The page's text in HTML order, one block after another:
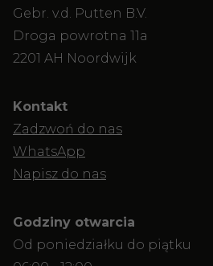
Gebr. v.d. Putten B.V.
Droga powrotna 11a
2201 AH Noordwijk
Kontakt
Zadzwoń do nas
WhatsApp
Napisz do nas
Godziny otwarcia
Od poniedziałku do piątku